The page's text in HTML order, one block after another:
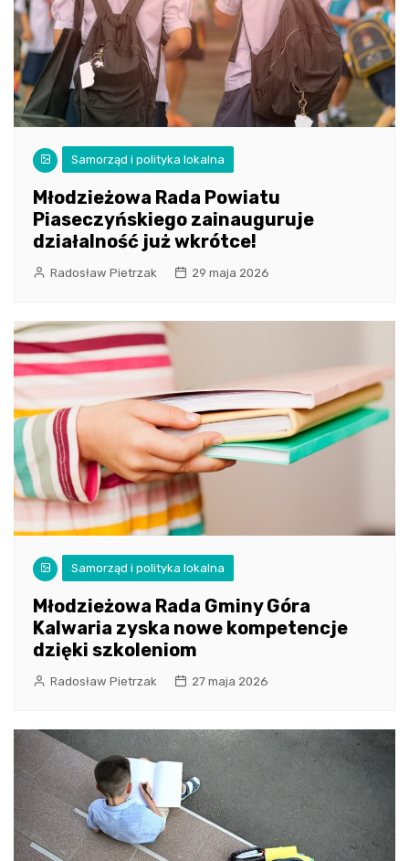
Samorząd i polityka lokalna
Młodzieżowa Rada Powiatu
Piaseczyńskiego zainauguruje
działalność już wkrótce!
Radosław Pietrzak 29 maja 2026
Samorząd i polityka lokalna
Młodzieżowa Rada Gminy Góra
Kalwaria zyska nowe kompetencje
dzięki szkoleniom
Radosław Pietrzak 27 maja 2026